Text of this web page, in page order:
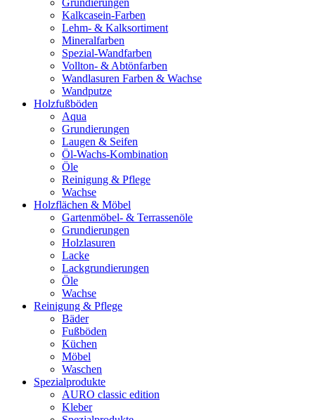
Grundierungen
Kalkcasein-Farben
Lehm- & Kalksortiment
Mineralfarben
Spezial-Wandfarben
Vollton- & Abtönfarben
Wandlasuren Farben & Wachse
Wandputze
Holzfußböden
Aqua
Grundierungen
Laugen & Seifen
Öl-Wachs-Kombination
Öle
Reinigung & Pflege
Wachse
Holzflächen & Möbel
Gartenmöbel- & Terrassenöle
Grundierungen
Holzlasuren
Lacke
Lackgrundierungen
Öle
Wachse
Reinigung & Pflege
Bäder
Fußböden
Küchen
Möbel
Waschen
Spezialprodukte
AURO classic edition
Kleber